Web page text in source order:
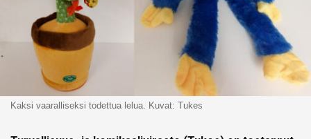
Kaksi vaaralliseksi todettua lelua. Kuvat: Tukes